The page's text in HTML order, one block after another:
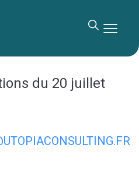
du 20 juillet